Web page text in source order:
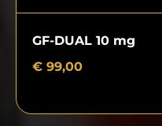
GF-DUAL 10 mg
€ 99,00